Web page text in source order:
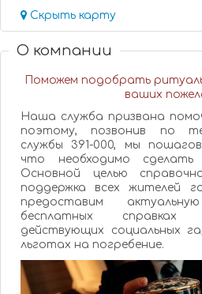
Скрыть карту
О компании
Поможем подобрать
ваших
Наша служба призвана
поэтому, позвонив по
службы 391-000, мы
что необходимо
Основной целью
поддержка всех жителей
предоставим
бесплатных справках
действующих социальных
льготах на погребение.